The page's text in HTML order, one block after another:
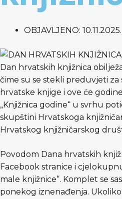
OBJAVLJENO: 10.11.2025.
Dan hrvatskih knjižnica
čime su se stekli preduvjeti za
hrvatske knjige i ove će
„Knjižnica godine“ u svrhu
skupštini Hrvatskoga
Hrvatskog knjižničarskog
Povodom Dana hrvatskih
Facebook stranice i
male knjižnice“. Komplet se
ponekog iznenađenja.